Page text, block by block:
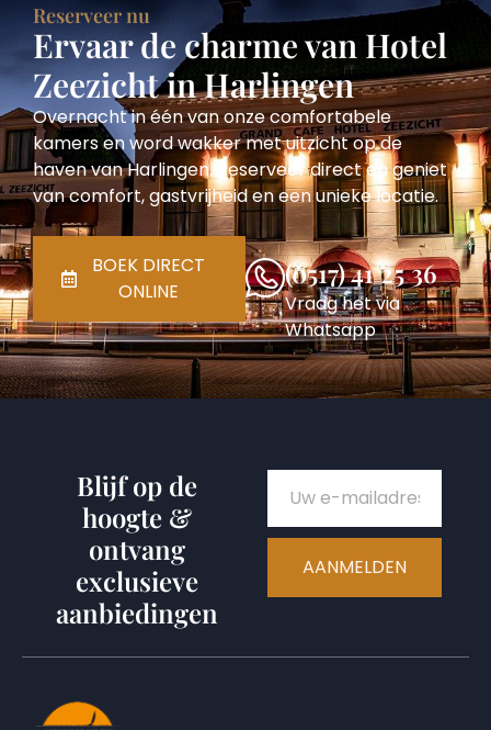
Reserveer nu
Ervaar de charme van Hotel
Zeezicht in Harlingen
Overnacht in één van onze comfortabele
kamers en word wakker met uitzicht op de
haven van Harlingen. Reserveer direct en geniet
van comfort, gastvrijheid en een unieke locatie.
BOEK DIRECT
ONLINE
(0517) 41 25 36
Vraag het via
Whatsapp
Blijf op de
hoogte &
ontvang
exclusieve
aanbiedingen
AANMELDEN